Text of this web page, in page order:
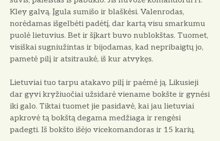
Kley galvą. Įgula su­mišo ir blaškėsi. Valenrodas,
norėda­mas išgelbėti padėtį, dar kartą visu smarkumu
puolė lietuvius. Bet ir šįkart buvo nublokštas. Tuomet,
visiškai sugniužintas ir bijodamas, kad nepribaigtų jo,
pametė pilį ir atsitraukė, iš kur atvykęs.
Lietuviai tuo tarpu atakavo pilį ir paėmė ją. Likusieji
dar gyvi kryžiuo­čiai užsidarė viename bokšte ir gynė­si
iki galo. Tiktai tuomet jie pasidavė, kai jau lietuviai
apkrovė tą bokštą de­gama medžiaga ir rengėsi
padegti. Iš bokšto išėjo vicekomandoras ir 15 ka­rių.